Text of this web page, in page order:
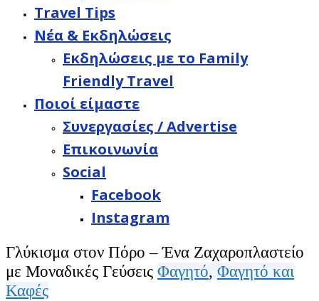
Travel Tips
Νέα & Εκδηλώσεις
Εκδηλώσεις με το Family
Friendly Travel
Ποιοί είμαστε
Συνεργασίες / Advertise
Επικοινωνία
Social
Facebook
Instagram
Γλύκισμα στον Πόρο – Ένα Ζαχαροπλαστείο
με Μοναδικές Γεύσεις Φαγητό, Φαγητό και
Καφές